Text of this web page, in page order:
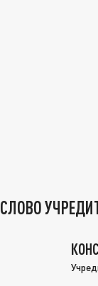
СЛОВО